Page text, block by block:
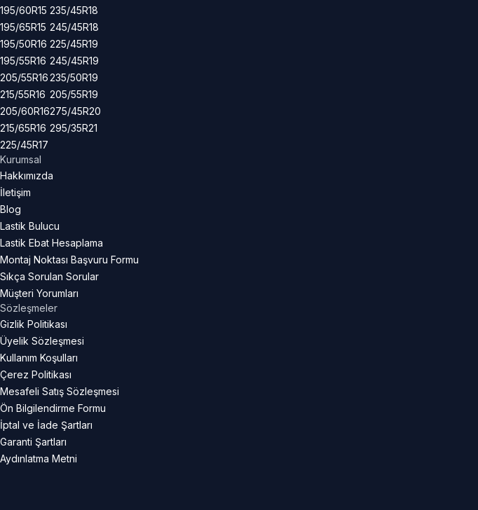
195/60R15
195/65R15
195/50R16
195/55R16
205/55R16
215/55R16
205/60R16
215/65R16
225/45R17
235/45R18
245/45R18
225/45R19
245/45R19
235/50R19
205/55R19
275/45R20
295/35R21
Kurumsal
Hakkımızda
İletişim
Blog
Lastik Bulucu
Lastik Ebat Hesaplama
Montaj Noktası Başvuru Formu
Sıkça Sorulan Sorular
Müşteri Yorumları
Sözleşmeler
Gizlik Politikası
Üyelik Sözleşmesi
Kullanım Koşulları
Çerez Politikası
Mesafeli Satış Sözleşmesi
Ön Bilgilendirme Formu
İptal ve İade Şartları
Garanti Şartları
Aydınlatma Metni